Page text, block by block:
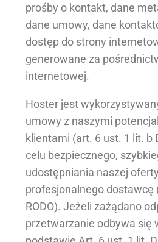
prośby o kontakt, dane
dane umowy, dane
dostęp do strony
generowane za
internetowej.
Hoster jest
umowy z naszymi
klientami (art. 6 ust. 1 lit. b
celu bezpiecznego,
udostępniania naszej
profesjonalnego dostawcę
RODO). Jeżeli zażądano
przetwarzanie odbywa się